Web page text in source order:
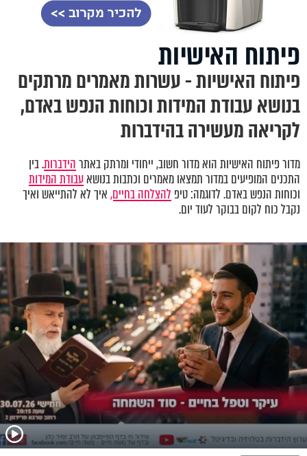
פיתוח האישיות
פיתוח האישיות - עשרות מאמרים מרתקים
בנושא עבודת המידות וכוחות הנפש באדם,
לקריאה מעשירה בהידברות
מדור פיתוח האישיות הוא מדור חשוב, ייחודי ומרתק באתרהידברות. בין
התכנים המופיעים במדור תמצאו מאמרים וכתבות בנושאעבודת המידות
וכוחות הנפש באדם. לדוגמה: טיפ להצלחה בחיים,איך לא להתייאש ואיך
נקבל כוח לקום בבוקר לעוד יום.